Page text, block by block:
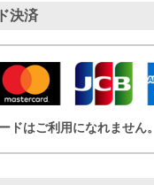
決済
ドはご利用になれません。